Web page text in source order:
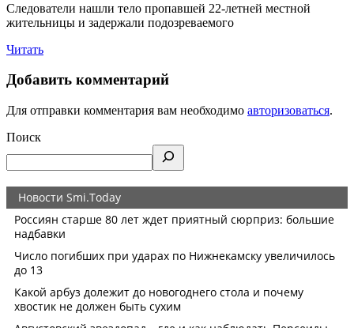
Следователи нашли тело пропавшей 22-летней местной
жительницы и задержали подозреваемого
Читать
Добавить комментарий
Для отправки комментария вам необходимо авторизоваться.
Поиск